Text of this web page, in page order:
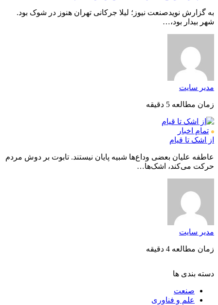
به گزارش نویدصنعت نیوز؛ لیلا جرکانی تهران هنوز در شوک بود.
شهر بیدار بود،…
مدیر سایت
زمان مطالعه 5 دقیقه
تمام اخبار
از اشک تا قیام
عاطفه علیان بعضی وداع‌ها شبیه پایان نیستند. تابوت بر دوش مردم
حرکت می‌کند، اشک‌ها…
مدیر سایت
زمان مطالعه 4 دقیقه
دسته بندی ها
صنعت
علم و فناوری